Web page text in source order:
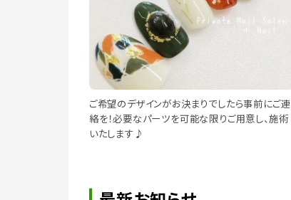
ご希望のデザインがお決まりでしたら事前にご連
絡を！必要なパーツを可能な限りご用意し、施術
いたします♪